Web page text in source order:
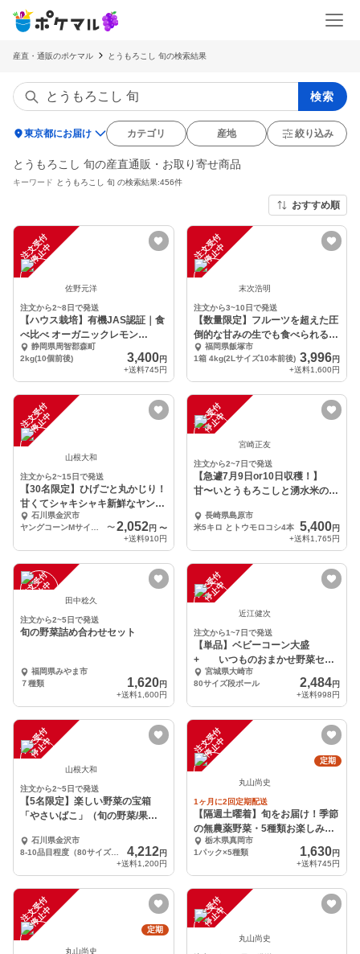
産直・通販のポケマル とうもろこし 旬の検索結果
検索
location_on東京都にお届け カテゴリ 産地 絞り込み
とうもろこし 旬の産直通販・お取り寄せ商品
キーワード とうもろこし 旬 の検索結果:456件
おすすめ順
注
文
受
付
停
止
中
佐野元洋
注文から2~8日で発送
【ハウス栽培】有機JAS認証｜食
べ比べ オーガニックレモン
2kg（期間限定価格)
静岡県周智郡森町
2kg(10個前後)
3,400円
+送料745円
注
文
受
付
停
止
中
末次浩明
注文から3~10日で発送
【数量限定】フルーツを超えた圧
倒的な甘みの生でも食べられるス
イートコーン
福岡県飯塚市
1箱 4kg(2Lサイズ10本前後) 3,996円
+送料1,600円
注
文
受
付
停
止
中
山根大和
注文から2~15日で発送
【30名限定】ひげごと丸かじり！
甘くてシャキシャキ新鮮なヤング
コーン（10本）
石川県金沢市
〜 2,052円 〜
+送料910円
注
文
受
付
停
止
中
宮崎正友
注文から2~7日で発送
【急遽7月9日or10日収穫！】
甘〜いとうもろこしと湧水米のお
長崎県島原市
米5キロ とトウモロコシ4本
5,400円
+送料1,765円
注
文
受
付
停
止
中 田中稔久
注文から2~5日で発送
旬の野菜詰め合わせセット
福岡県みやま市
７種類
1,620円
+送料1,600円
注
文
受
付
停
止
中
近江健次
注文から1~7日で発送
【単品】ベビーコーン大盛
+ いつものおまかせ野菜セッ
ト 宮城県大崎市
80サイズ段ボール
2,484円
+送料998円
注
文
受
付
停
止
中
山根大和
注文から2~5日で発送
【5名限定】楽しい野菜の宝箱
「やさいばこ」（旬の野菜/果物8-
石川県金沢市
8-10品目程度（80サイズ一箱分）
4,212円
+送料1,200円
注
文
受
付
停
止
中
定期
丸山尚史
1ヶ月に2回定期配送
【隔週土曜着】旬をお届け！季節
の無農薬野菜・5種類お楽しみセ
ット（1～2人用）
栃木県真岡市
1パック×5種類
1,630円
+送料745円
注
文
受
付
停
止
中
定期
丸山尚史
注
文
受
付
停
止
中
丸山尚史